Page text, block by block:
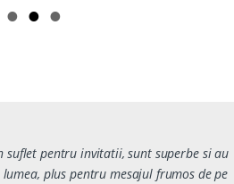
pentru invitatii, sunt superbe si au
plus pentru mesajul frumos de pe